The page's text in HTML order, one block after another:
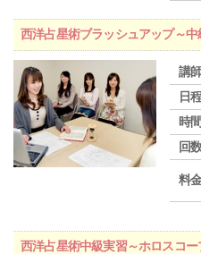
西洋占星術ブラッシュアップ～
講
日
時間
回
料
西洋占星術中級実習～ホロスコ